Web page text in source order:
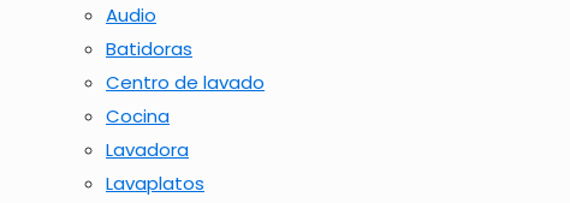
Audio
Batidoras
Centro de lavado
Cocina
Lavadora
Lavaplatos